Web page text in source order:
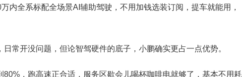
内全系标配全场景AI辅助驾驶，不用加钱选装订阅，提车就能用，
常开没问题，但论智驾硬件的底子，小鹏确实更占一点优势。
，跑高速正合适，服务区歇会儿喝杯咖啡电就够了，基本不用耗